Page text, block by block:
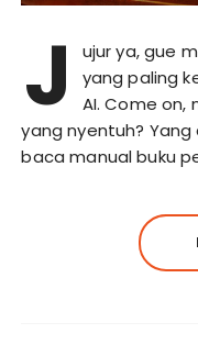
J
ujur ya, gue
yang paling
AI. Come on,
yang nyentuh?
baca manual buku